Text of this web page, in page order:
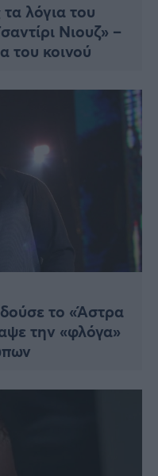
λόγια του
Νιουζ» –
του κοινού
το «Άστρα
την «φλόγα»